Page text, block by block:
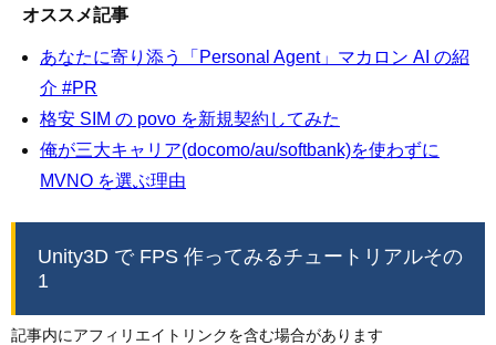
オススメ記事
あなたに寄り添う「Personal Agent」マカロン AI の紹
介 #PR
格安 SIM の povo を新規契約してみた
俺が三大キャリア(docomo/au/softbank)を使わずに
MVNO を選ぶ理由
Unity3D で FPS 作ってみるチュートリアルその
1
記事内にアフィリエイトリンクを含む場合があります